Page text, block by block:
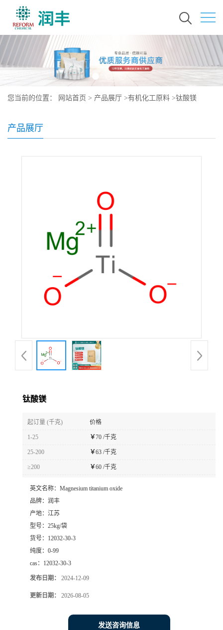
您当前的位置： 网站首页 > 产品展厅 >有机化工原料 >钛酸镁
产品展厅
钛酸镁
起订量 (千克) 价格
1-25 ￥70 /千克
25-200 ￥63 /千克
≥200 ￥60 /千克
英文名称： Magnesium titanium oxide
品牌： 润丰
产地： 江苏
型号： 25kg/袋
货号： 12032-30-3
纯度： 0-99
cas： 12032-30-3
发布日期： 2024-12-09
更新日期： 2026-08-05
发送咨询信息